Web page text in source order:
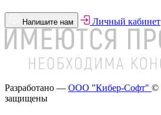
Напишите нам Личный кабинет
Разработано — ООО "Кибер-Софт" ©
защищены